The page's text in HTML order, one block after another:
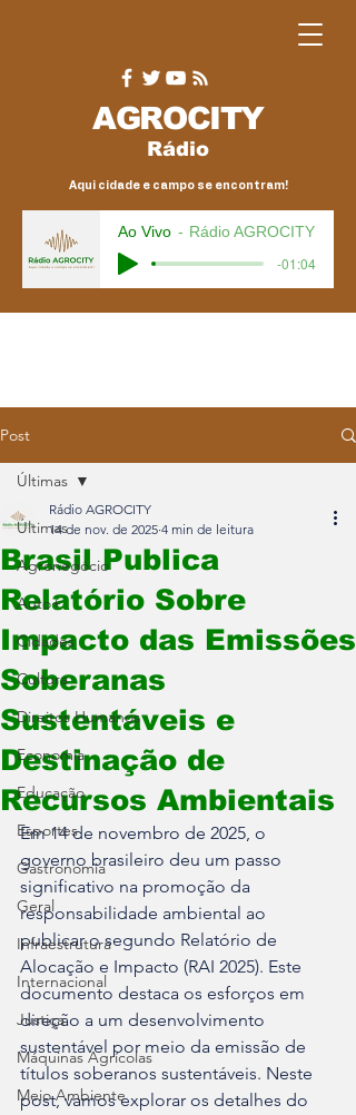
AGROCITY
Rádio
Aqui cidade e campo se encontram!
Ao Vivo Rádio AGROCITY
-01:04
Post
Últimas
Agronegócio
Auto+
Cidades
Cultura
Direitos Humanos
Economia
Educação
Esportes
Gastronomia
Geral
Infraestrutura
Internacional
Justiça
Máquinas Agrícolas
Meio Ambiente
Últimas
Brasil Publica
Relatório Sobre
Impacto das Emissões
Soberanas
Sustentáveis e
Destinação de
Recursos Ambientais
Rádio AGROCITY
14 de nov. de 2025 4 min de leitura
Em 14 de novembro de 2025, o
governo brasileiro deu um passo
significativo na promoção da
responsabilidade ambiental ao
publicar o segundo Relatório de
Alocação e Impacto (RAI 2025). Este
documento destaca os esforços em
direção a um desenvolvimento
sustentável por meio da emissão de
títulos soberanos sustentáveis. Neste
post, vamos explorar os detalhes do